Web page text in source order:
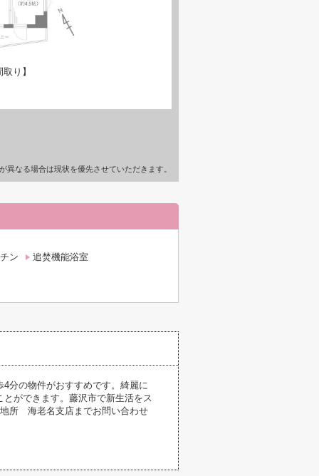
り】
なる場合は現状を優先させていただきます。
ン 追焚機能浴室
分の物件がおすすめです。綺麗に
ができます。藤沢市で新生活をス
所 海老名支店までお問い合わせ